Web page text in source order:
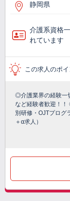
静岡県
介護系資格
れています
この求人のポイ
◎介護業界の経験一
など経験者歓迎！
別研修・OJTプログ
＋α求人）